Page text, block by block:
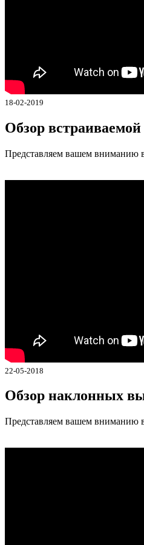
18-02-2019
Обзор
Представляем вашем вниманию
22-05-2018
Обзор наклонных
Представляем вашем вниманию